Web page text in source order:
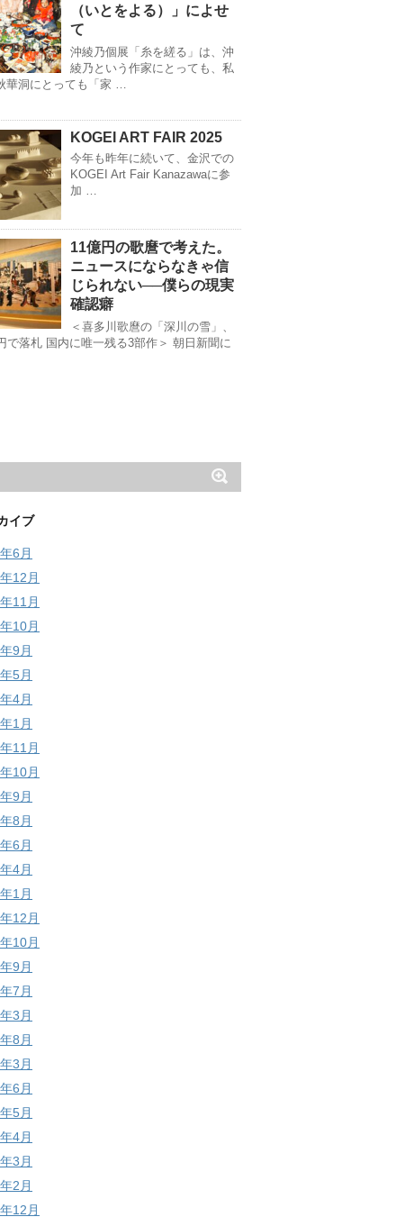
（いとをよる）」によせ
て
沖綾乃個展「糸を縒る」は、沖
綾乃という作家にとっても、私
華洞にとっても「家 …
KOGEI ART FAIR 2025
今年も昨年に続いて、金沢での
KOGEI Art Fair Kanazawaに参
加 …
11億円の歌麿で考えた。
ニュースにならなきゃ信
じられない──僕らの現実
確認癖
＜喜多川歌麿の「深川の雪」、
で落札 国内に唯一残る3部作＞ 朝日新聞に
イブ
6月
12月
11月
10月
9月
5月
4月
1月
11月
10月
9月
8月
6月
4月
1月
12月
10月
9月
7月
3月
8月
3月
6月
5月
4月
3月
2月
12月